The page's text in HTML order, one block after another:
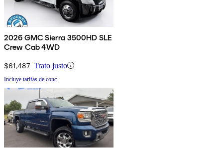
2026 GMC Sierra 3500HD SLE
Crew Cab 4WD
$61,487 Trato justo
Incluye tarifas de conc.